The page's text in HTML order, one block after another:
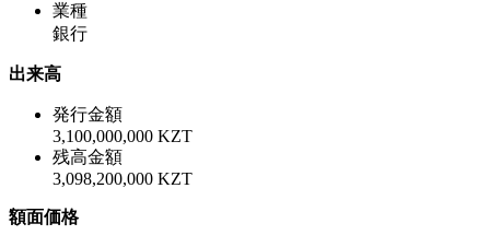
業種
銀行
出来高
発行金額
3,100,000,000 KZT
残高金額
3,098,200,000 KZT
額面価格